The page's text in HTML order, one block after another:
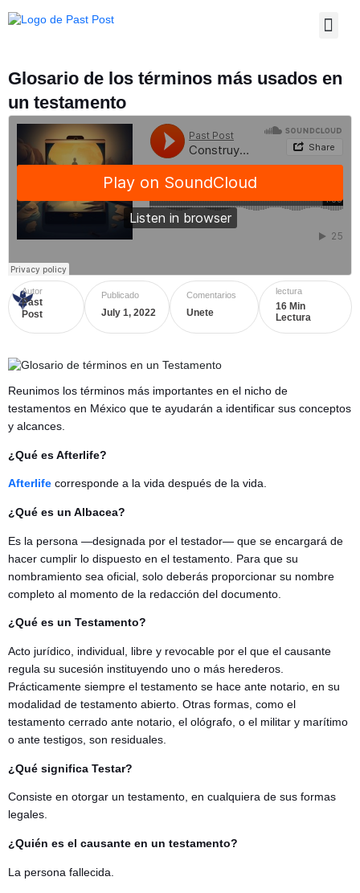
to
Autor
Past
Post
Publicado
July 1, 2022
Comentarios
Unete
lectura
16 Min
Lectura
Glosario de los términos más usados en
un testamento
Reunimos los términos más importantes en el nicho de
testamentos en México que te ayudarán a identificar sus conceptos
y alcances.
¿Qué es Afterlife?
Afterlife corresponde a la vida después de la vida.
¿Qué es un Albacea?
Es la persona —designada por el testador— que se encargará de
hacer cumplir lo dispuesto en el testamento. Para que su
nombramiento sea oficial, solo deberás proporcionar su nombre
completo al momento de la redacción del documento.
¿Qué es un Testamento?
Acto jurídico, individual, libre y revocable por el que el causante
regula su sucesión instituyendo uno o más herederos.
Prácticamente siempre el testamento se hace ante notario, en su
modalidad de testamento abierto. Otras formas, como el
testamento cerrado ante notario, el ológrafo, o el militar y marítimo
o ante testigos, son residuales.
¿Qué significa Testar?
Consiste en otorgar un testamento, en cualquiera de sus formas
legales.
¿Quién es el causante en un testamento?
La persona fallecida.